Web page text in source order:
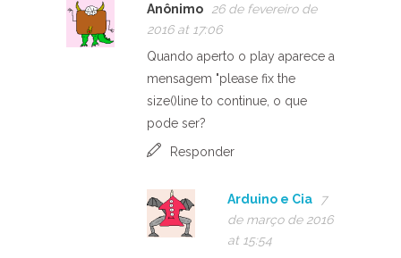
Anônimo
26 de fevereiro de
2016 at 17:06
Quando aperto o play aparece a
mensagem "please fix the
size()line to continue, o que
pode ser?
Responder
Arduino e Cia
7
de março de 2016
at 15:54